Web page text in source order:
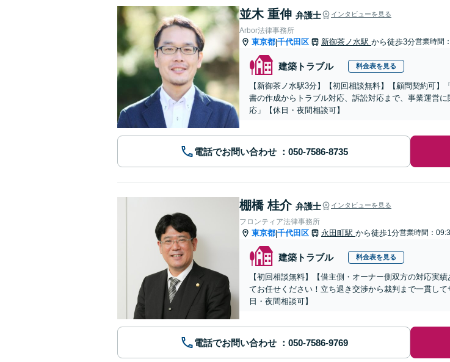
並木 重伸 弁護士 インタビューを見る
Arbor法律事務所
東京都|千代田区 新御茶ノ水駅 から徒歩3分営業時間
建築トラブル 料金表を見る
【新御茶ノ水駅3分】【初回相談無料】【顧問契約可
書の作成からトラブル対応、訴訟対応まで、事業運営
応」【休日・夜間相談可】
電話でお問い合わせ
棚橋 桂介 弁護士 インタビューを見る
フロンティア法律事務所
東京都|千代田区 永田町駅 から徒歩1分営業時間：
建築トラブル 料金表を見る
【初回相談無料】【借主側・オーナー側双方の対応実
てお任せください！立ち退き交渉から裁判まで一貫し
日・夜間相談可】
電話でお問い合わせ